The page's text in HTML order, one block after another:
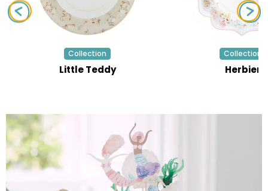
Collection
Little Teddy
Collection
Herbier